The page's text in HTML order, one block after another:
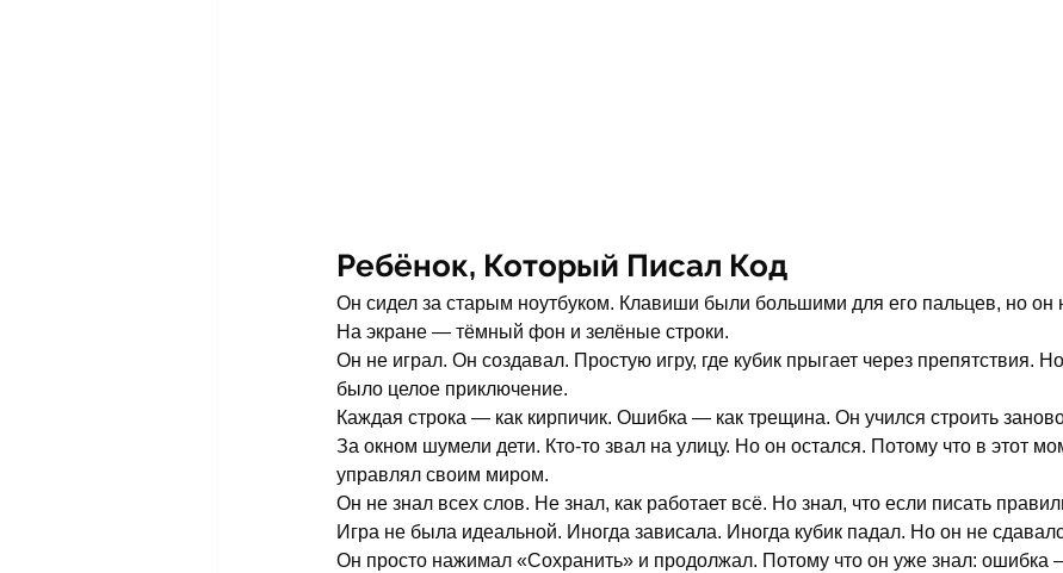
Ребёнок, Который Писал Код
Он сидел за старым ноутбуком. Клавиши были большими для его пальцев, но он
На экране — тёмный фон и зелёные строки.
Он не играл. Он создавал. Простую игру, где кубик прыгает через препятствия.
было целое приключение.
Каждая строка — как кирпичик. Ошибка — как трещина. Он учился строить
За окном шумели дети. Кто-то звал на улицу. Но он остался. Потому что в этот
управлял своим миром.
Он не знал всех слов. Не знал, как работает всё. Но знал, что если писать
Игра не была идеальной. Иногда зависала. Иногда кубик падал. Но он не
Он просто нажимал «Сохранить» и продолжал. Потому что он уже знал: ошибка